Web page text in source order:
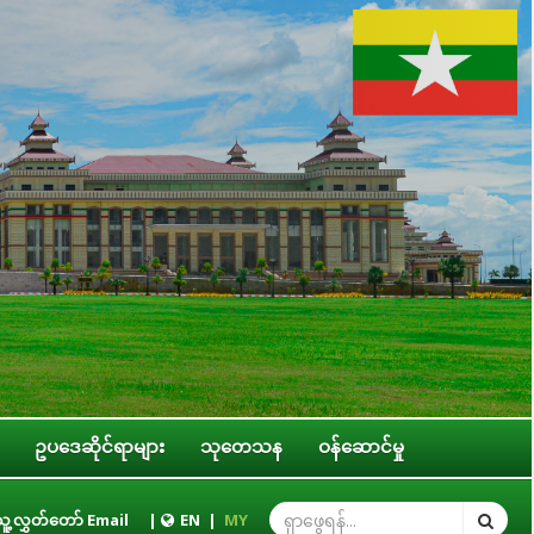
ဥပဒေဆိုင်ရာများ သုတေသန ဝန်ဆောင်မှု
တတိယအကြိမ် ပြည်သူ့လွှတ်တော် ဒုတိယပုံမှန်အစည်းအဝေး အောင်မြင်စွာကျင်း
လွှတ်တော် Email | EN | MY